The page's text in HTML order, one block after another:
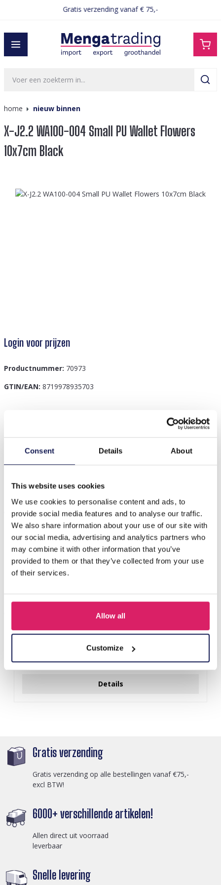
Consent Details About
This website uses cookies
We use cookies to personalise content and ads, to
provide social media features and to analyse our traffic.
We also share information about your use of our site with
our social media, advertising and analytics partners who
may combine it with other information that you’ve
provided to them or that they’ve collected from your use
of their services.
Allow all
Customize
Gratis verzending vanaf € 75,-
home nieuw binnen
X-J2.2 WA100-004 Small PU Wallet Flowers
10x7cm Black
Afbeeldingengalerij overslaan
Login voor prijzen
Productnummer: 70973
GTIN/EAN: 8719978935703
– Bloemen, 10 x 7 cm, zwart Korte beschrijving: De X-J2.2
WA100-004 kl…Meer
Anderen kochten ook
Z-E2.3 LED Foam Sticks -Multi Color 47x3.5cm
Login voor prijzen
Details
Gratis verzending
Gratis verzending op alle bestellingen vanaf €75,-
excl BTW!
6000+ verschillende artikelen!
Allen direct uit voorraad
leverbaar
Snelle levering